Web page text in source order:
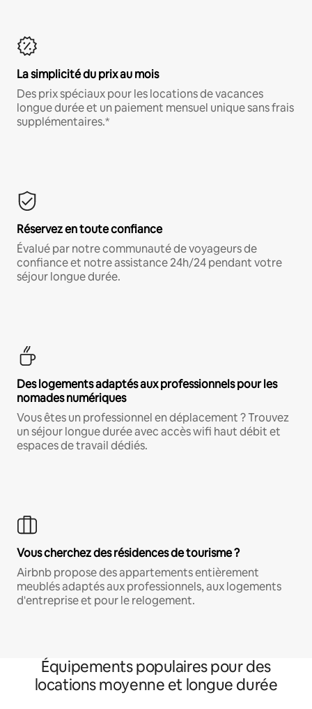
La simplicité du prix au mois
Des prix spéciaux pour les locations de vacances
longue durée et un paiement mensuel unique sans frais
supplémentaires.*
Réservez en toute confiance
Évalué par notre communauté de voyageurs de
confiance et notre assistance 24h/24 pendant votre
séjour longue durée.
Des logements adaptés aux professionnels pour les
nomades numériques
Vous êtes un professionnel en déplacement ? Trouvez
un séjour longue durée avec accès wifi haut débit et
espaces de travail dédiés.
Vous cherchez des résidences de tourisme ?
Airbnb propose des appartements entièrement
meublés adaptés aux professionnels, aux logements
d'entreprise et pour le relogement.
Équipements populaires pour des
locations moyenne et longue durée